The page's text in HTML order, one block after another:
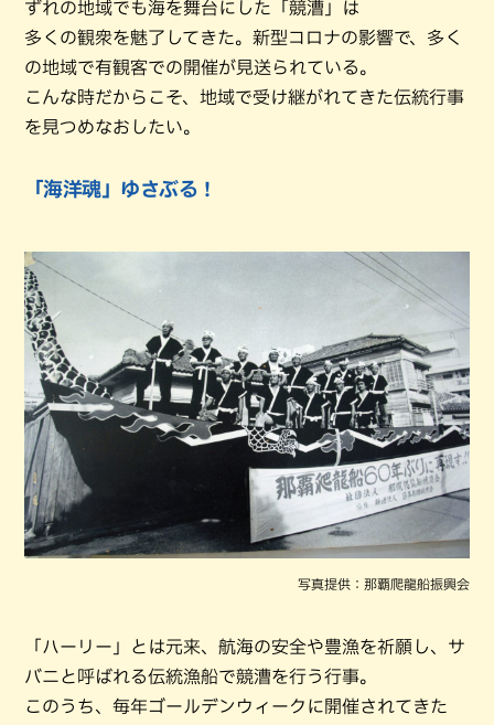
ずれの地域でも海を舞台にした「競漕」は
多くの観衆を魅了してきた。新型コロナの影響で、多く
の地域で有観客での開催が見送られている。
こんな時だからこそ、地域で受け継がれてきた伝統行事
を見つめなおしたい。
「海洋魂」ゆさぶる！
写真提供：那覇爬龍船振興会
「ハーリー」とは元来、航海の安全や豊漁を祈願し、サ
バニと呼ばれる伝統漁船で競漕を行う行事。
このうち、毎年ゴールデンウィークに開催されてきた